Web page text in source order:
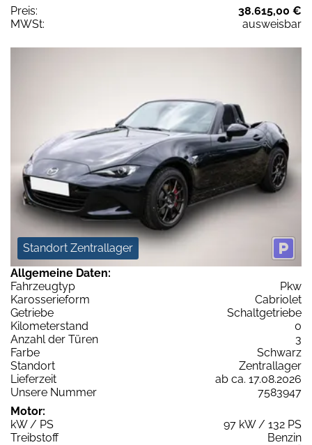
Preis:
38.615,00 €
MWSt:
ausweisbar
Standort Zentrallager
Allgemeine Daten:
Fahrzeugtyp
Pkw
Karosserieform
Cabriolet
Getriebe
Schaltgetriebe
Kilometerstand
0
Anzahl der Türen
3
Farbe
Schwarz
Standort
Zentrallager
Lieferzeit
ab ca. 17.08.2026
Unsere Nummer
7583947
Motor:
kW / PS
97 kW / 132 PS
Treibstoff
Benzin